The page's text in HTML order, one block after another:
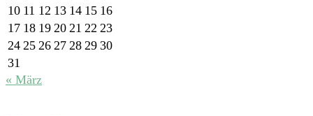
10 11 12 13 14 15 16
17 18 19 20 21 22 23
24 25 26 27 28 29 30
31
« März